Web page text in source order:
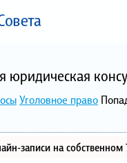
юридическая
Уголовное право
записи на собственном